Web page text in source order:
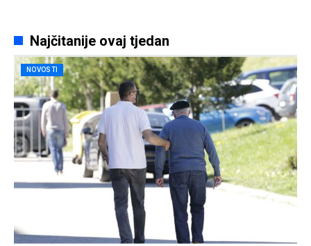
Najčitanije ovaj tjedan
NOVOSTI